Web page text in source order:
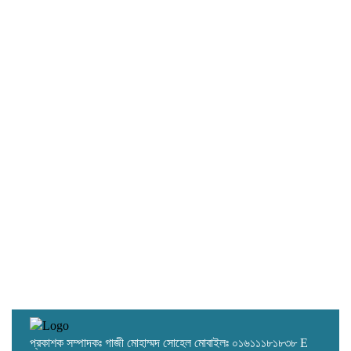
প্রকাশক সম্পাদকঃ গাজী মোহাম্মদ সোহেল মোবাইলঃ ০১৬১১১৮১৮৩৮ E